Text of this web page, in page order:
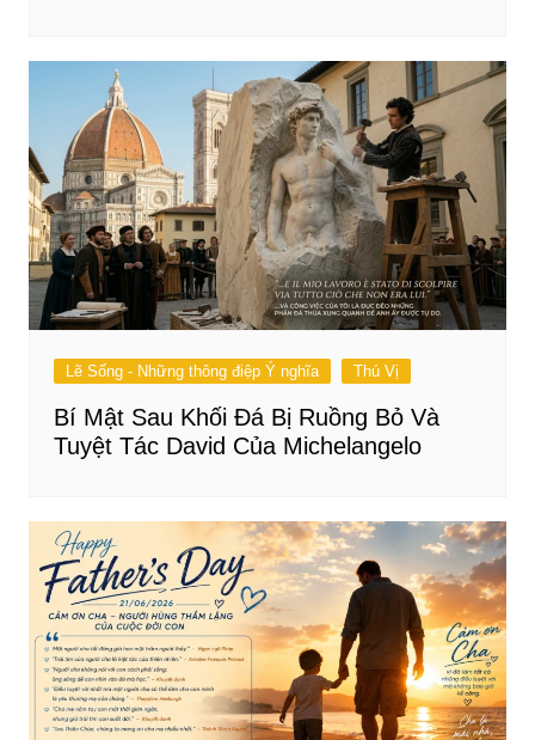
Lẽ Sống - Những thông điệp Ý nghĩa Thú Vị
Bí Mật Sau Khối Đá Bị Ruồng Bỏ Và
Tuyệt Tác David Của Michelangelo